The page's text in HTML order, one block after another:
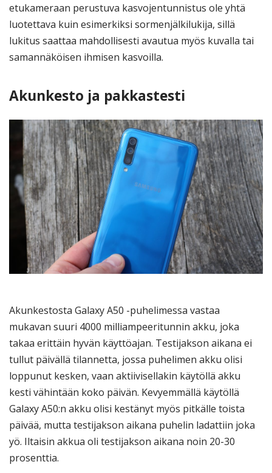
etukameraan perustuva kasvojentunnistus ole yhtä
luotettava kuin esimerkiksi sormenjälkilukija, sillä
lukitus saattaa mahdollisesti avautua myös kuvalla tai
samannäköisen ihmisen kasvoilla.
Akunkesto ja pakkastesti
Akunkestosta Galaxy A50 -puhelimessa vastaa
mukavan suuri 4000 milliampeeritunnin akku, joka
takaa erittäin hyvän käyttöajan. Testijakson aikana ei
tullut päivällä tilannetta, jossa puhelimen akku olisi
loppunut kesken, vaan aktiivisellakin käytöllä akku
kesti vähintään koko päivän. Kevyemmällä käytöllä
Galaxy A50:n akku olisi kestänyt myös pitkälle toista
päivää, mutta testijakson aikana puhelin ladattiin joka
yö. Iltaisin akkua oli testijakson aikana noin 20-30
prosenttia.